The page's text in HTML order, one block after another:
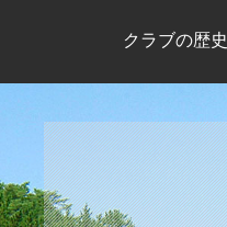
クラブの歴史